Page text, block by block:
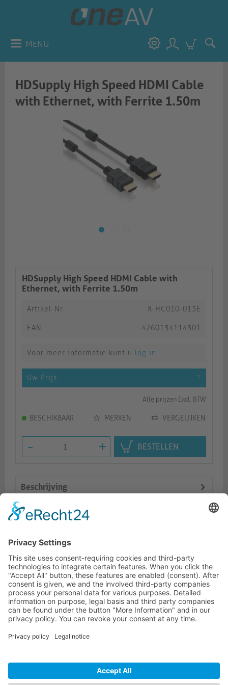
MENU
HDSupply High Speed HDMI Cable
with Ethernet, with Ferrite 1.50m
HDSupply High Speed HDMI Cable with
Ethernet, with Ferrite 1.50m
Artikel-Nr. X-HC010-015E
EAN 4260134114301
Voor meer informatie kunt u log in.
Uw Prijs *
Alle prijzen Excl. BTW
BESCHIKBAAR MERKEN VERGELIJKEN
- + BESTELLEN
Beschrijving
Logistiek
Vergelijkbare producten
HOTLINE
ONEAV.EU